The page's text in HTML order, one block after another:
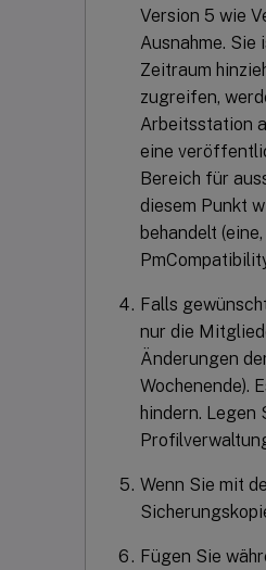
Version 5 wie
Ausnahme.
Zeitraum
zugreifen,
Arbeitsstation
eine
Bereich für
diesem Punkt
behandelt
Falls
nur die
Änderungen
Wochenende).
hindern. Legen
Wenn Sie mit
Fügen Sie